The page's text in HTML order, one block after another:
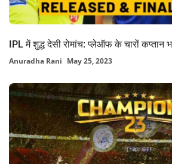
IPL में शुद्ध देसी रोमांच: प्लेऑफ के चारों कप्तान
Anuradha Rani May 25, 2023